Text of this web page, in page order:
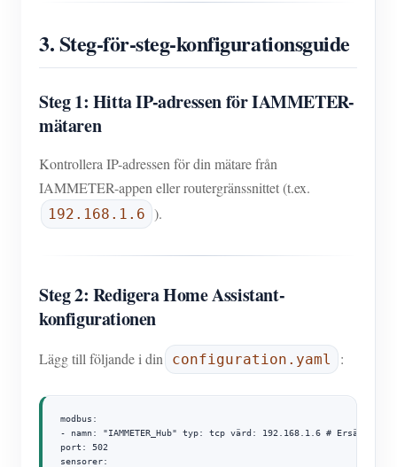
3. Steg-för-steg-konfigurationsguide
Steg 1: Hitta IP-adressen för IAMMETER-
mätaren
Kontrollera IP-adressen för din mätare från
IAMMETER-appen eller routergränssnittet (t.ex.
192.168.1.6 ).
Steg 2: Redigera Home Assistant-
konfigurationen
Lägg till följande i din configuration.yaml :
modbus:
- namn: "IAMMETER_Hub" typ: tcp värd: 192.168.1.6 # Ersätt
port: 502
sensorer: